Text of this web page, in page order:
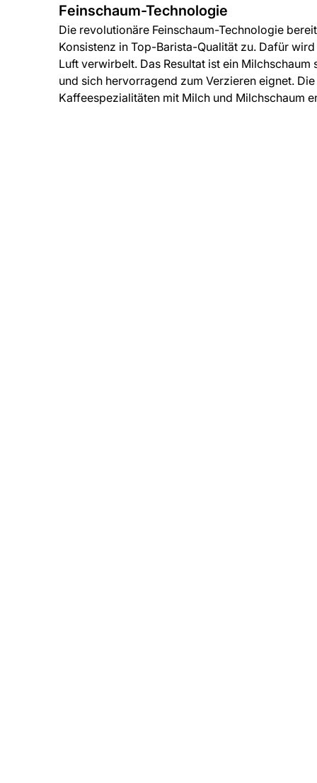
Feinschaum-Technologie
Die revolutionäre Feinschaum-Technologie
Konsistenz in Top-Barista-Qualität zu. Dafür
Luft verwirbelt. Das Resultat ist ein
und sich hervorragend zum Verzieren eignet.
Kaffeespezialitäten mit Milch und Milchschaum